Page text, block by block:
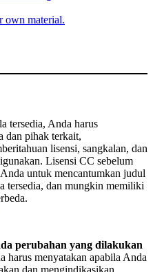
own material.
tersedia, Anda harus
dan pihak terkait,
lisensi, sangkalan, dan
Lisensi CC sebelum
untuk mencantumkan judul
tersedia, dan mungkin memiliki
perubahan yang dilakukan
menyatakan apabila Anda
dan mengindikasikan